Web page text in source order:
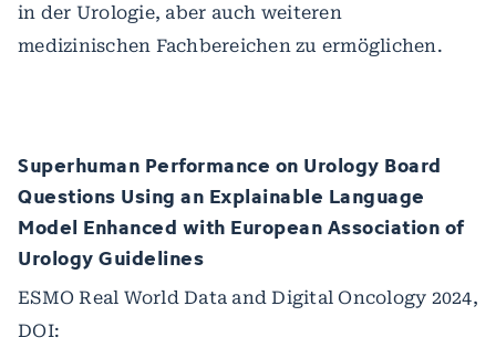
in der Urologie, aber auch weiteren
medizinischen Fachbereichen zu ermöglichen.
Superhuman Performance on Urology Board
Questions Using an Explainable Language
Model Enhanced with European Association of
Urology Guidelines
ESMO Real World Data and Digital Oncology 2024,
DOI: